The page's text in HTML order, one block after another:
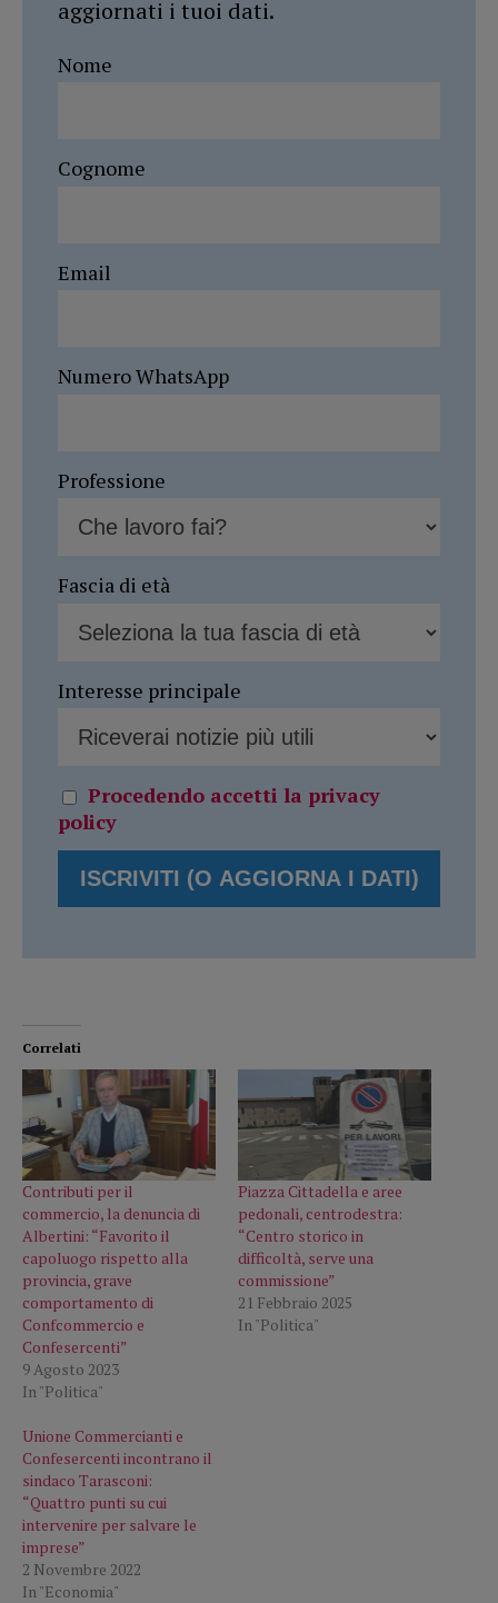
aggiornati i tuoi dati.
Nome
Cognome
Email
Numero WhatsApp
Professione
Fascia di età
Interesse principale
Procedendo accetti la privacy
policy
Correlati
Contributi per il
commercio, la denuncia di
Albertini: “Favorito il
capoluogo rispetto alla
provincia, grave
comportamento di
Confcommercio e
Confesercenti”
9 Agosto 2023
In "Politica"
Piazza Cittadella e aree
pedonali, centrodestra:
“Centro storico in
difficoltà, serve una
commissione”
21 Febbraio 2025
In "Politica"
Unione Commercianti e
Confesercenti incontrano il
sindaco Tarasconi:
“Quattro punti su cui
intervenire per salvare le
imprese”
2 Novembre 2022
In "Economia"